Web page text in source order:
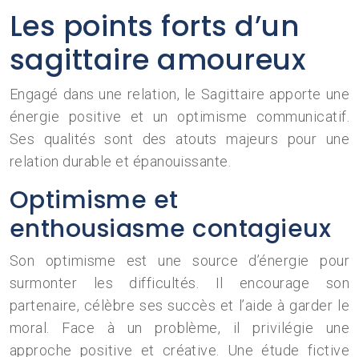
Les points forts d’un
sagittaire amoureux
Engagé dans une relation, le Sagittaire apporte une
énergie positive et un optimisme communicatif.
Ses qualités sont des atouts majeurs pour une
relation durable et épanouissante.
Optimisme et
enthousiasme contagieux
Son optimisme est une source d’énergie pour
surmonter les difficultés. Il encourage son
partenaire, célèbre ses succès et l’aide à garder le
moral. Face à un problème, il privilégie une
approche positive et créative. Une étude fictive